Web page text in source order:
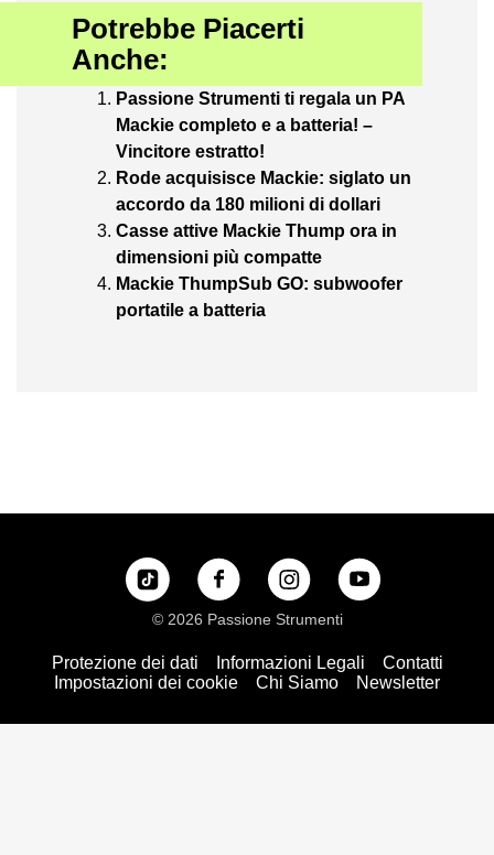
Potrebbe Piacerti
Anche:
Passione Strumenti ti regala un PA
Mackie completo e a batteria! –
Vincitore estratto!
Rode acquisisce Mackie: siglato un
accordo da 180 milioni di dollari
Casse attive Mackie Thump ora in
dimensioni più compatte
Mackie ThumpSub GO: subwoofer
portatile a batteria
Protezione dei dati Informazioni Legali
Contatti
Impostazioni dei cookie
Chi Siamo Newsletter
© 2026 Passione Strumenti